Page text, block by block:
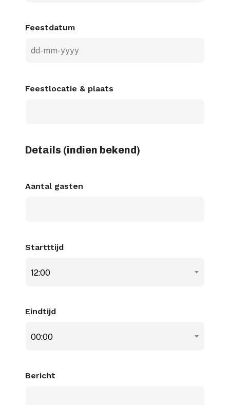
Feestdatum
MM
Feestlocatie & plaats
Details (indien bekend)
Aantal gasten
Startttijd
12:00
Eindtijd
00:00
Bericht